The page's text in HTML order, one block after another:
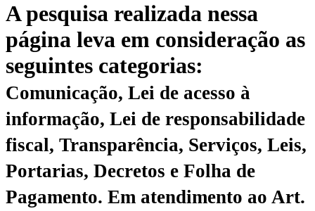
A pesquisa realizada nessa
página leva em consideração as
seguintes categorias:
Comunicação, Lei de acesso à
informação, Lei de responsabilidade
fiscal, Transparência, Serviços, Leis,
Portarias, Decretos e Folha de
Pagamento. Em atendimento ao Art.